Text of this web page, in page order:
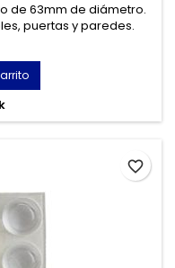
de 63mm de diámetro.
puertas y paredes.
favorite_border